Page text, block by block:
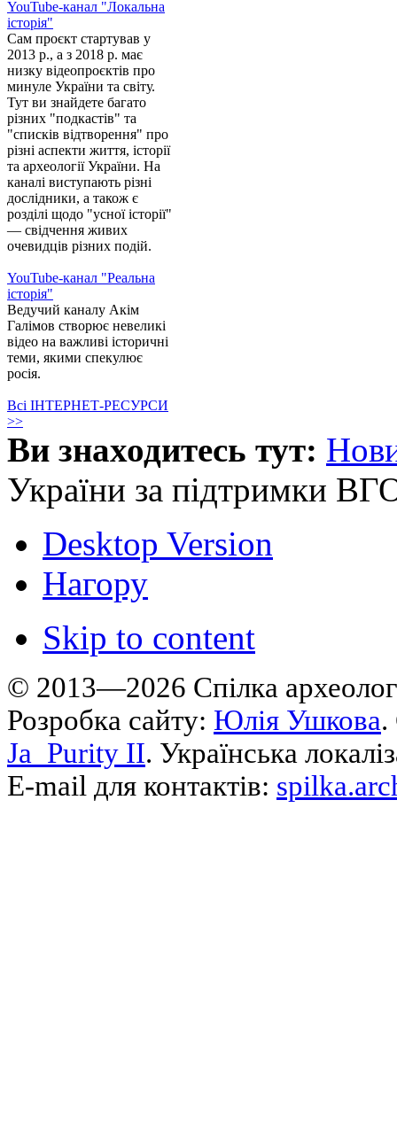
YouTube-канал "Локальна
історія"
Сам проєкт стартував у
2013 р., а з 2018 р. має
низку відеопроєктів про
минуле України та світу.
Тут ви знайдете багато
різних "подкастів" та
"списків відтворення" про
різні аспекти життя, історії
та археології України. На
каналі виступають різні
дослідники, а також є
розділі щодо "усної історії"
— свідчення живих
очевидців різних подій.
YouTube-канал "Реальна
історія"
Ведучий каналу Акім
Галімов створює невеликі
відео на важливі історичні
теми, якими спекулює
росія.
Всі ІНТЕРНЕТ-РЕСУРСИ
>>
Ви знаходитесь тут:
України за підтримки
Desktop Version
Нагору
Skip to content
© 2013—2026 Cпілка
Розробка сайту: Юлія Ушкова.
Ja_Purity II. Українська
E-mail для контактів: